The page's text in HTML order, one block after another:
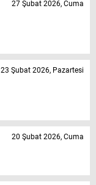
27 Şubat 2026, Cuma
23 Şubat 2026, Pazartesi
20 Şubat 2026, Cuma